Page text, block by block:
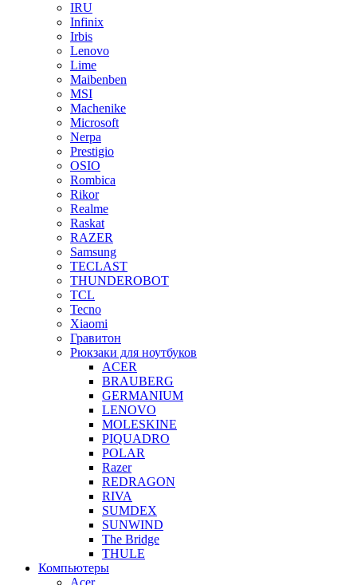
IRU
Infinix
Irbis
Lenovo
Lime
Maibenben
MSI
Machenike
Microsoft
Nerpa
Prestigio
OSIO
Rombica
Rikor
Realme
Raskat
RAZER
Samsung
TECLAST
THUNDEROBOT
TCL
Tecno
Xiaomi
Гравитон
Рюкзаки для ноутбуков
ACER
BRAUBERG
GERMANIUM
LENOVO
MOLESKINE
PIQUADRO
POLAR
Razer
REDRAGON
RIVA
SUMDEX
SUNWIND
The Bridge
THULE
Компьютеры